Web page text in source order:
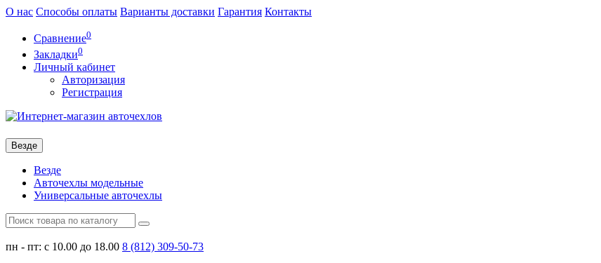
О нас Способы оплаты Варианты доставки Гарантия Контакты
Сравнение0
Закладки0
Личный кабинет
Авторизация
Регистрация
Везде
Везде
Авточехлы модельные
Универсальные авточехлы
пн - пт: с 10.00 до 18.00 8 (812) 309-50-73